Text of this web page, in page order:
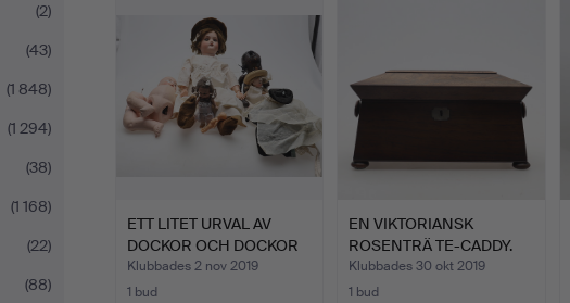
(2)
(43)
(1 848)
(1 294)
(38)
(1 168)
(22)
(88)
ETT LITET URVAL AV
DOCKOR OCH DOCKOR
DELAR.
Klubbades 2 nov 2019
1 bud
EN VIKTORIANSK
ROSENTRÄ TE-CADDY.
Klubbades 30 okt 2019
1 bud